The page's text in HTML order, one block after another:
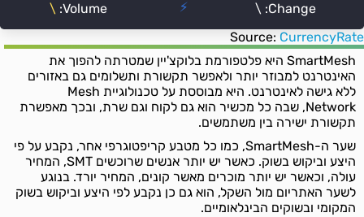
Source: CurrencyRate
SmartMesh היא פלטפורמת בלוקצ'יין שמטרתה להפוך את
האינטרנט למבוזר יותר ולאפשר תקשורת ותשלומים גם באזורים
ללא גישה לאינטרנט. היא מבוססת על טכנולוגיית Mesh
Network, שבה כל מכשיר הוא גם לקוח וגם שרת, ובכך מאפשרת
תקשורת ישירה בין משתמשים.
שער ה-SmartMesh, כמו כל מטבע קריפטוגרפי אחר, נקבע על פי
היצע וביקוש בשוק. כאשר יש יותר אנשים שרוכשים SMT, המחיר
עולה, וכאשר יש יותר מוכרים מאשר קונים, המחיר יורד. בנוגע
לשער האתריום מול השקל, הוא גם כן נקבע לפי היצע וביקוש בשוק
המקומי ובשוקים הבינלאומיים.